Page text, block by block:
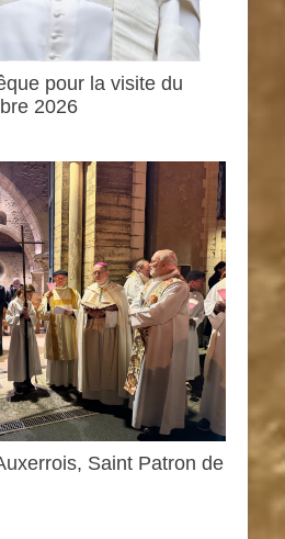
pour la visite du
2026
Saint Patron de